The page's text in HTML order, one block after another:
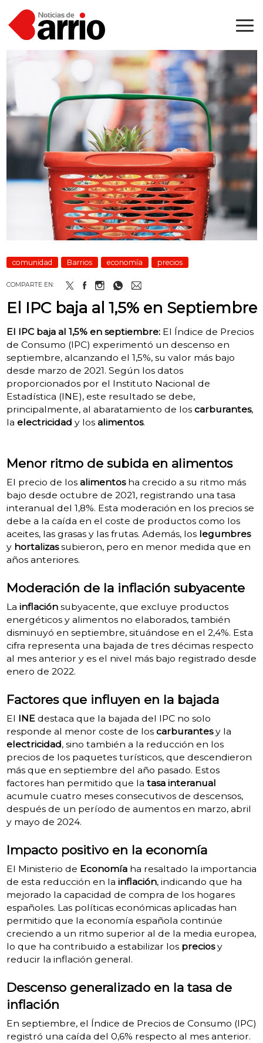
comunidad Barrios economía precios
COMPARTE EN:
El IPC baja al 1,5% en Septiembre
El IPC baja al 1,5% en septiembre:El Índice de Precios
de Consumo (IPC) experimentó un descenso en
septiembre, alcanzando el 1,5%, su valor más bajo
desde marzo de 2021. Según los datos
proporcionados por el Instituto Nacional de
Estadística (INE), este resultado se debe,
principalmente, al abaratamiento de los carburantes,
la electricidad y los alimentos.
Menor ritmo de subida en alimentos
El precio de los alimentosha crecido a su ritmo más
bajo desde octubre de 2021, registrando una tasa
interanual del 1,8%. Esta moderación en los precios se
debe a la caída en el coste de productos como los
aceites, las grasas y las frutas. Además, los legumbres
y hortalizassubieron, pero en menor medida que en
años anteriores.
Moderación de la inflación subyacente
La inflaciónsubyacente, que excluye productos
energéticos y alimentos no elaborados, también
disminuyó en septiembre, situándose en el 2,4%. Esta
cifra representa una bajada de tres décimas respecto
al mes anterior y es el nivel más bajo registrado desde
enero de 2022.
Factores que influyen en la bajada
El INEdestaca que la bajada del IPC no solo
responde al menor coste de los carburantesy la
electricidad, sino también a la reducción en los
precios de los paquetes turísticos, que descendieron
más que en septiembre del año pasado. Estos
factores han permitido que la tasa interanual
acumule cuatro meses consecutivos de descensos,
después de un período de aumentos en marzo, abril
y mayo de 2024.
Impacto positivo en la economía
El Ministerio de Economíaha resaltado la importancia
de esta reducción en la inflación, indicando que ha
mejorado la capacidad de compra de los hogares
españoles. Las políticas económicas aplicadas han
permitido que la economía española continúe
creciendo a un ritmo superior al de la media europea,
lo que ha contribuido a estabilizar los preciosy
reducir la inflación general.
Descenso generalizado en la tasa de
inflación
En septiembre, el Índice de Precios de Consumo (IPC)
registró una caída del 0,6% respecto al mes anterior.